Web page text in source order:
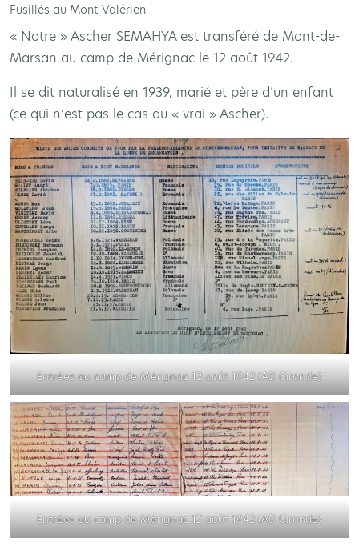
Fusillés au Mont-Valérien
« Notre » Ascher SEMAHYA est transféré de Mont-de-
Marsan au camp de Mérignac le 12 août 1942.
Il se dit naturalisé en 1939, marié et père d’un enfant
(ce qui n’est pas le cas du « vrai » Ascher).
Entrées au camp de Mérignac 12 août 1942 (AD Gironde)
Entrées au camp de Mérignac 12 août 1942 (AD Gironde)